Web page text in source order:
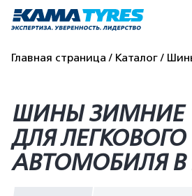
Главная страница Каталог
ШИНЫ ЗИМНИЕ
ДЛЯ ЛЕГКОВОГО
АВТОМОБИЛЯ В